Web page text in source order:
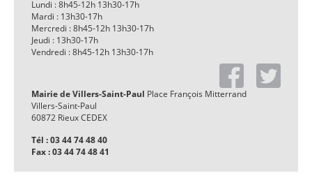
Lundi : 8h45-12h 13h30-17h
Mardi : 13h30-17h
Mercredi : 8h45-12h 13h30-17h
Jeudi : 13h30-17h
Vendredi : 8h45-12h 13h30-17h
Mairie de Villers-Saint-Paul Place François Mitterrand
Villers-Saint-Paul
60872 Rieux CEDEX
Tél : 03 44 74 48 40
Fax : 03 44 74 48 41